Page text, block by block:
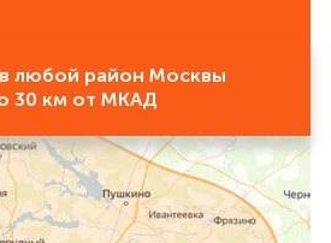
любой район Москвы
30 км от МКАД